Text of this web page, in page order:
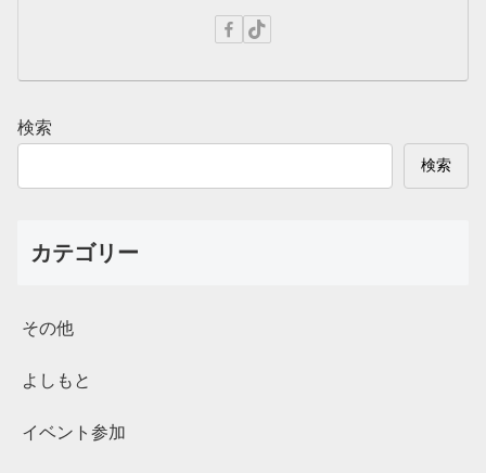
検索
検索
カテゴリー
その他
よしもと
イベント参加